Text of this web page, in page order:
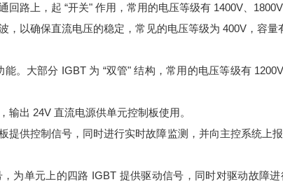
路上，起 “开关" 作用，常用的电压等级有 1400V、1800V
，以确保直流电压的稳定，常见的电压等级为 400V，容量
。大部分 IGBT 为 “双管" 结构，常用的电压等级有
输出 24V 直流电源供单元控制板使用。
提供控制信号，同时进行实时故障监测，并向主控系统上
为单元上的四路 IGBT 提供驱动信号，同时对驱动故障